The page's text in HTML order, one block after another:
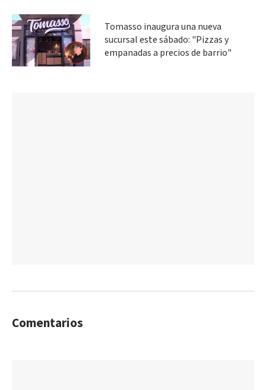
Tomasso inaugura una nueva
sucursal este sábado: "Pizzas y
empanadas a precios de barrio"
Comentarios